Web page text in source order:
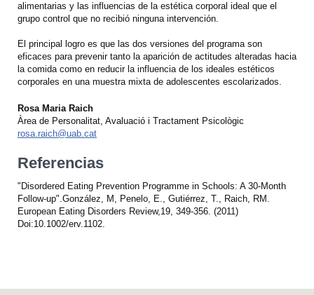
alimentarias y las influencias de la estética corporal ideal que el
grupo control que no recibió ninguna intervención.
El principal logro es que las dos versiones del programa son
eficaces para prevenir tanto la aparición de actitudes alteradas hacia
la comida como en reducir la influencia de los ideales estéticos
corporales en una muestra mixta de adolescentes escolarizados.
Rosa Maria Raich
Àrea de Personalitat, Avaluació i Tractament Psicològic
rosa.raich@uab.cat
Referencias
"Disordered Eating Prevention Programme in Schools: A 30-Month
Follow-up".González, M, Penelo, E., Gutiérrez, T., Raich, RM.
European Eating Disorders Review,19, 349-356. (2011)
Doi:10.1002/erv.1102.